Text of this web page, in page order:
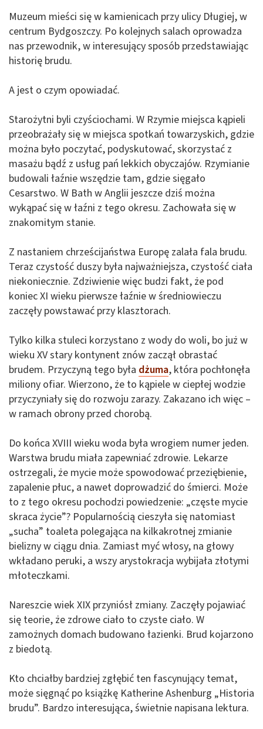
Muzeum mieści się w kamienicach przy ulicy Długiej, w
centrum Bydgoszczy. Po kolejnych salach oprowadza
nas przewodnik, w interesujący sposób przedstawiając
historię brudu.
A jest o czym opowiadać.
Starożytni byli czyściochami. W Rzymie miejsca kąpieli
przeobrażały się w miejsca spotkań towarzyskich, gdzie
można było poczytać, podyskutować, skorzystać z
masażu bądź z usług pań lekkich obyczajów. Rzymianie
budowali łaźnie wszędzie tam, gdzie sięgało
Cesarstwo. W Bath w Anglii jeszcze dziś można
wykąpać się w łaźni z tego okresu. Zachowała się w
znakomitym stanie.
Z nastaniem chrześcijaństwa Europę zalała fala brudu.
Teraz czystość duszy była najważniejsza, czystość ciała
niekoniecznie. Zdziwienie więc budzi fakt, że pod
koniec XI wieku pierwsze łaźnie w średniowieczu
zaczęły powstawać przy klasztorach.
Tylko kilka stuleci korzystano z wody do woli, bo już w
wieku XV stary kontynent znów zaczął obrastać
brudem. Przyczyną tego była dżuma, która pochłonęła
miliony ofiar. Wierzono, że to kąpiele w ciepłej wodzie
przyczyniały się do rozwoju zarazy. Zakazano ich więc –
w ramach obrony przed chorobą.
Do końca XVIII wieku woda była wrogiem numer jeden.
Warstwa brudu miała zapewniać zdrowie. Lekarze
ostrzegali, że mycie może spowodować przeziębienie,
zapalenie płuc, a nawet doprowadzić do śmierci. Może
to z tego okresu pochodzi powiedzenie: „częste mycie
skraca życie”? Popularnością cieszyła się natomiast
„sucha” toaleta polegająca na kilkakrotnej zmianie
bielizny w ciągu dnia. Zamiast myć włosy, na głowy
wkładano peruki, a wszy arystokracja wybijała złotymi
młoteczkami.
Nareszcie wiek XIX przyniósł zmiany. Zaczęły pojawiać
się teorie, że zdrowe ciało to czyste ciało. W
zamożnych domach budowano łazienki. Brud kojarzono
z biedotą.
Kto chciałby bardziej zgłębić ten fascynujący temat,
może sięgnąć po książkę Katherine Ashenburg „Historia
brudu”. Bardzo interesująca, świetnie napisana lektura.